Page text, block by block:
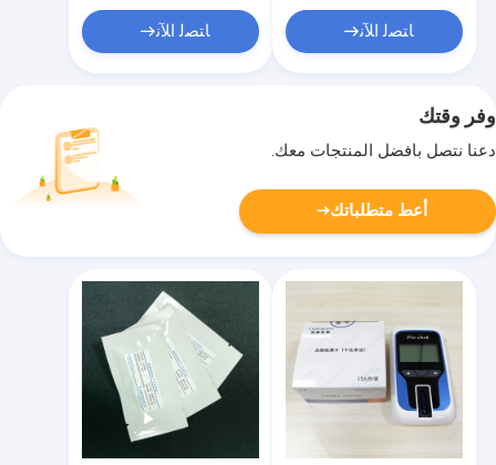
ﺎﺘﺼﻟ ﺍﻶﻧ ﺎﺘﺼﻟ ﺍﻶﻧ
وفر وقتك
دعنا نتصل بأفضل المنتجات معك.
أعط متطلباتك